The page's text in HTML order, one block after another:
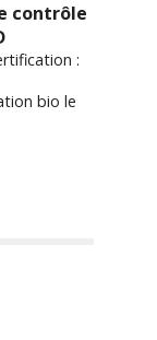
contrôle
:
bio le